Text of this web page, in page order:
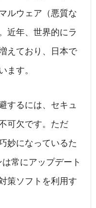
ルウェア（悪質な
近年、世界的にラ
えており、日本で
ます。
するには、セキュ
可欠です。ただ
妙になっているた
常にアップデート
策ソフトを利用す